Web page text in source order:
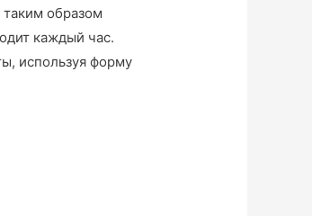
таким образом
каждый час.
используя форму